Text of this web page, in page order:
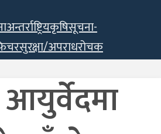
अन्तर्राष्ट्रियकृषिसूचना-
सुरक्षा/अपराधरोचक